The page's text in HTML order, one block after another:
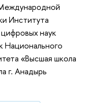
Института
наук
Национального
«Высшая школа
г. Анадырь